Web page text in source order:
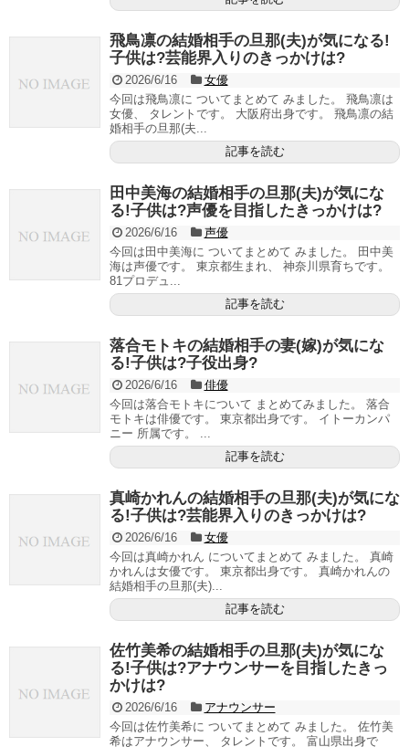
飛鳥凛の結婚相手の旦那(夫)が気になる!
子供は?芸能界入りのきっかけは?
2026/6/16
女優
今回は飛鳥凛に ついてまとめて みました。 飛鳥凛は
女優、 タレントです。 大阪府出身です。 飛鳥凛の結
婚相手の旦那(夫...
記事を読む
田中美海の結婚相手の旦那(夫)が気にな
る!子供は?声優を目指したきっかけは?
2026/6/16
声優
今回は田中美海に ついてまとめて みました。 田中美
海は声優です。 東京都生まれ、 神奈川県育ちです。
81プロデュ...
記事を読む
落合モトキの結婚相手の妻(嫁)が気にな
る!子供は?子役出身?
2026/6/16
俳優
今回は落合モトキについて まとめてみました。 落合
モトキは俳優です。 東京都出身です。 イトーカンパ
ニー 所属です。 ...
記事を読む
真崎かれんの結婚相手の旦那(夫)が気にな
る!子供は?芸能界入りのきっかけは?
2026/6/16
女優
今回は真崎かれん についてまとめて みました。 真崎
かれんは女優です。 東京都出身です。 真崎かれんの
結婚相手の旦那(夫)...
記事を読む
佐竹美希の結婚相手の旦那(夫)が気にな
る!子供は?アナウンサーを目指したきっ
かけは?
2026/6/16
アナウンサー
今回は佐竹美希に ついてまとめて みました。 佐竹美
希はアナウンサー、 タレントです。 富山県出身で